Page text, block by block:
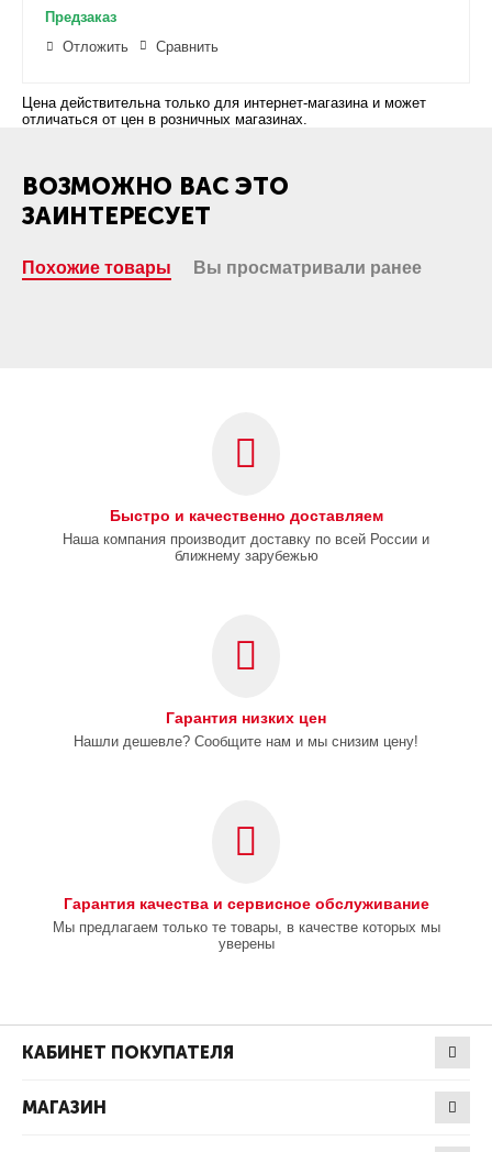
Предзаказ
Отложить
Сравнить
Цена действительна только для интернет-магазина и может
отличаться от цен в розничных магазинах.
ВОЗМОЖНО ВАС ЭТО
ЗАИНТЕРЕСУЕТ
Похожие товары Вы просматривали ранее
Быстро и качественно доставляем
Наша компания производит доставку по всей России и
ближнему зарубежью
Гарантия низких цен
Нашли дешевле? Сообщите нам и мы снизим цену!
Гарантия качества и сервисное обслуживание
Мы предлагаем только те товары, в качестве которых мы
уверены
КАБИНЕТ ПОКУПАТЕЛЯ
МАГАЗИН